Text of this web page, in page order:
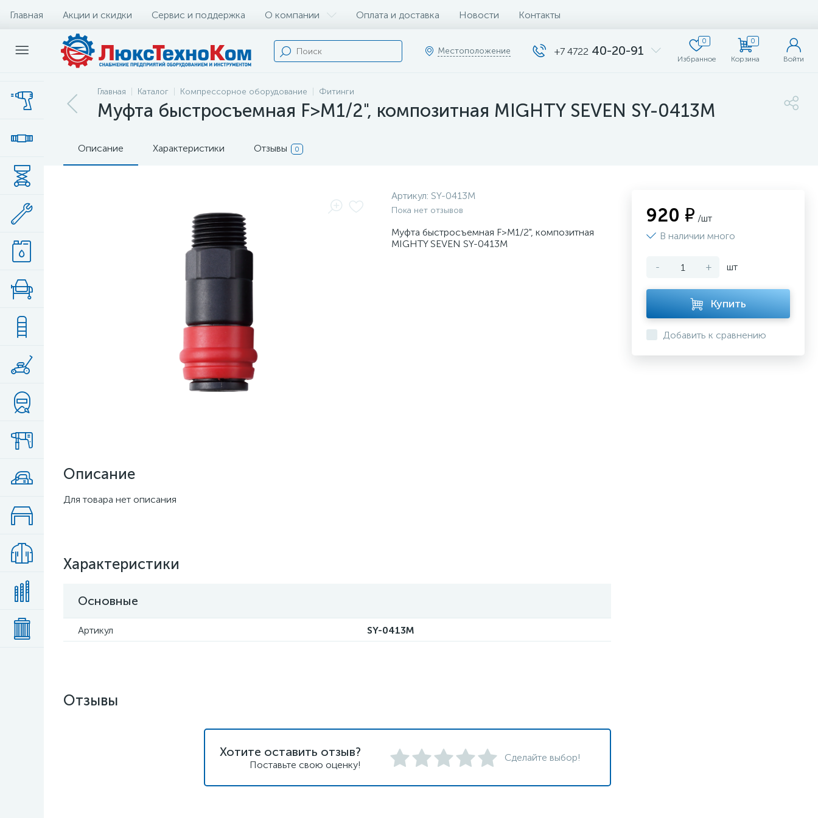
Главная Акции и скидки Сервис и поддержка О компании Оплата и доставка Новости Контакты
Местоположение +7 4722 40-20-91
0
Избранное
0
Корзина Войти
Главная Каталог Компрессорное оборудование Фитинги
Муфта быстросъемная F>M1/2", композитная MIGHTY SEVEN SY-0413M
Описание Характеристики Отзывы 0
Артикул: SY-0413M
Пока нет отзывов
Муфта быстросъемная F>M1/2", композитная
MIGHTY SEVEN SY-0413M
Описание
Для товара нет описания
Характеристики
Основные
Артикул SY-0413M
920 ₽ /шт
В наличии много
- + шт
Купить
Добавить к сравнению
Отзывы
Хотите оставить отзыв?
Поставьте свою оценку!
Сделайте выбор!